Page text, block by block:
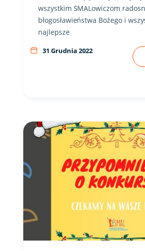
wszystkim SMALowiczom
błogosławieństwa Bożego i
najlepsze
31 Grudnia 2022
Link do artykułu